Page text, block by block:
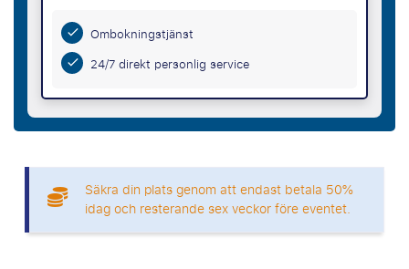
Ombokningstjänst
24/7 direkt personlig service
Säkra din plats genom att endast betala 50%
idag och resterande sex veckor före eventet.